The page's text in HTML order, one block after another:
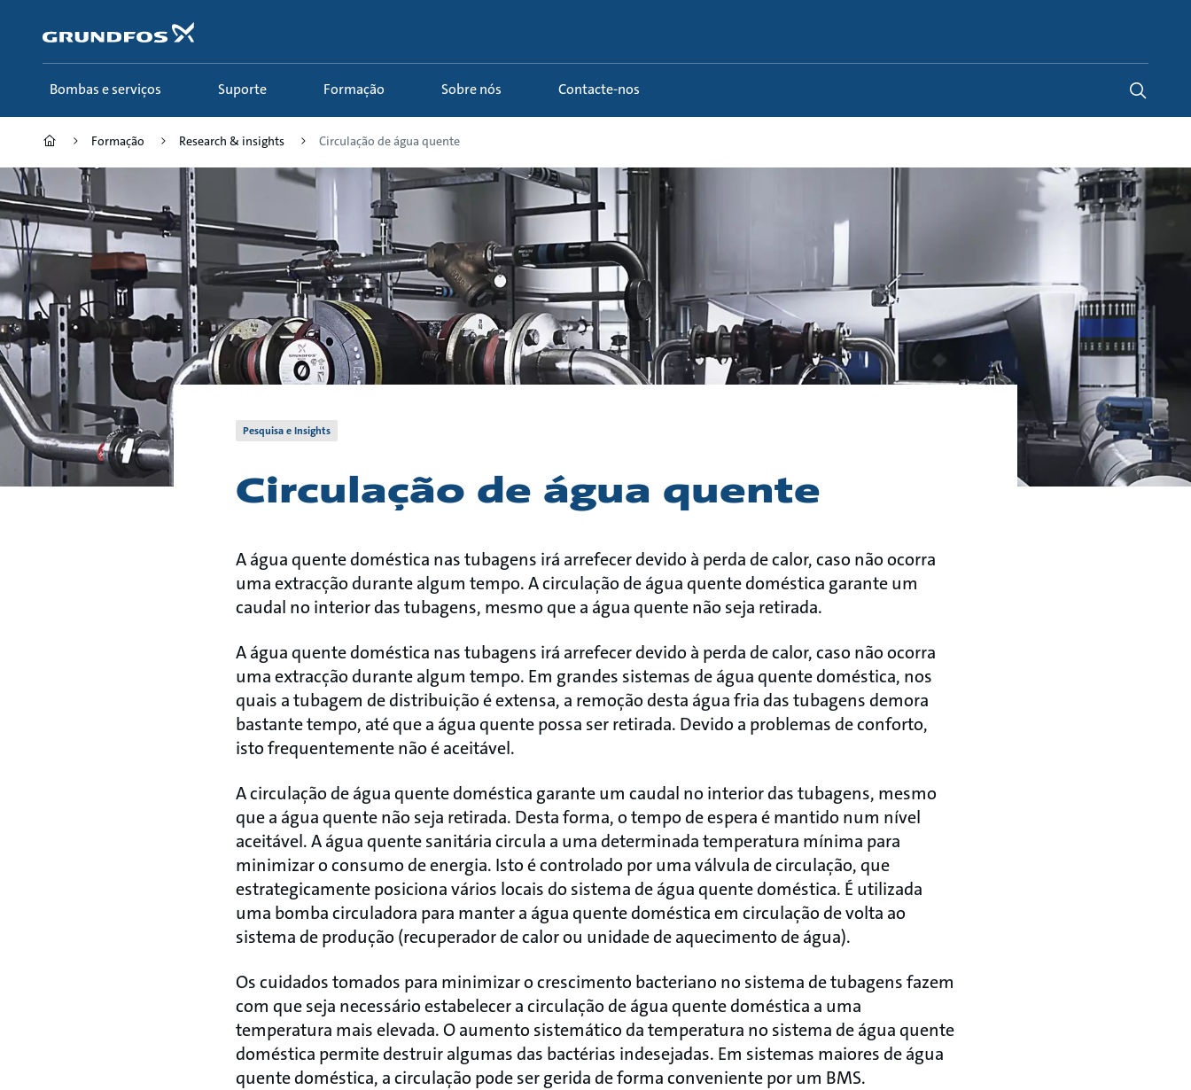
conteúdo
principal
Bombas e serviços Suporte Formação Sobre nós Contacte-nos
Formação Research & insights Circulação de água quente
Pesquisa e Insights
Circulação de água quente
A água quente doméstica nas tubagens irá arrefecer devido à perda de calor, caso não ocorra
uma extracção durante algum tempo. A circulação de água quente doméstica garante um
caudal no interior das tubagens, mesmo que a água quente não seja retirada.
A água quente doméstica nas tubagens irá arrefecer devido à perda de calor, caso não ocorra
uma extracção durante algum tempo. Em grandes sistemas de água quente doméstica, nos
quais a tubagem de distribuição é extensa, a remoção desta água fria das tubagens demora
bastante tempo, até que a água quente possa ser retirada. Devido a problemas de conforto,
isto frequentemente não é aceitável.
A circulação de água quente doméstica garante um caudal no interior das tubagens, mesmo
que a água quente não seja retirada. Desta forma, o tempo de espera é mantido num nível
aceitável. A água quente sanitária circula a uma determinada temperatura mínima para
minimizar o consumo de energia. Isto é controlado por uma válvula de circulação, que
estrategicamente posiciona vários locais do sistema de água quente doméstica. É utilizada
uma bomba circuladora para manter a água quente doméstica em circulação de volta ao
sistema de produção (recuperador de calor ou unidade de aquecimento de água).
Os cuidados tomados para minimizar o crescimento bacteriano no sistema de tubagens fazem
com que seja necessário estabelecer a circulação de água quente doméstica a uma
temperatura mais elevada. O aumento sistemático da temperatura no sistema de água quente
doméstica permite destruir algumas das bactérias indesejadas. Em sistemas maiores de água
quente doméstica, a circulação pode ser gerida de forma conveniente por um BMS.